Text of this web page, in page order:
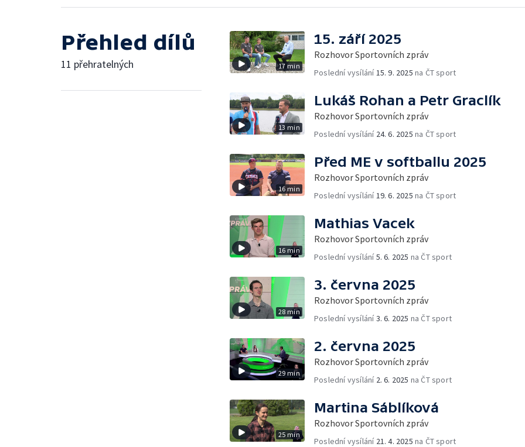
Přehled dílů
11 přehratelných 17 min
15. září 2025
Rozhovor Sportovních zpráv
Poslední vysílání 15. 9. 2025 na ČT sport
13 min
Lukáš Rohan a Petr Graclík
Rozhovor Sportovních zpráv
Poslední vysílání 24. 6. 2025 na ČT sport
16 min
Před ME v softballu 2025
Rozhovor Sportovních zpráv
Poslední vysílání 19. 6. 2025 na ČT sport
16 min
Mathias Vacek
Rozhovor Sportovních zpráv
Poslední vysílání5. 6. 2025 na ČT sport
28 min
3. června 2025
Rozhovor Sportovních zpráv
Poslední vysílání3. 6. 2025 na ČT sport
29 min
2. června 2025
Rozhovor Sportovních zpráv
Poslední vysílání 2. 6. 2025 na ČT sport
25 min
Martina Sáblíková
Rozhovor Sportovních zpráv
Poslední vysílání 21. 4. 2025 na ČT sport